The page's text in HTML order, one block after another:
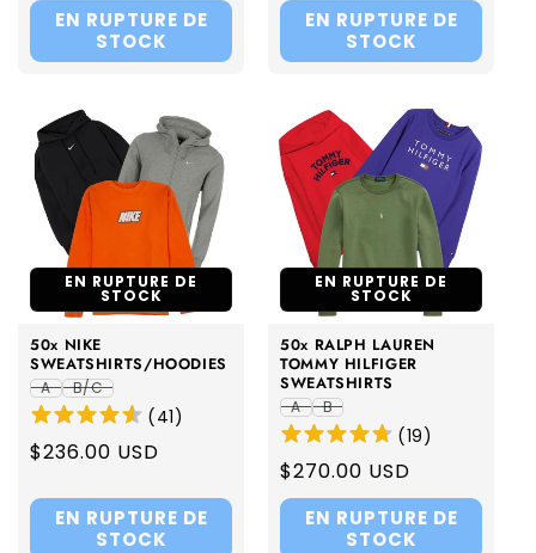
EN RUPTURE DE
STOCK
EN RUPTURE DE
STOCK
EN RUPTURE DE
STOCK
50x NIKE
SWEATSHIRTS/HOODIES
A B/C
(41)
Regular
$236.00 USD
EN RUPTURE DE
STOCK
EN RUPTURE DE
STOCK
50x RALPH LAUREN
TOMMY HILFIGER
SWEATSHIRTS
A B
(19)
Regular
price
$270.00 USD
EN RUPTURE DE
STOCK